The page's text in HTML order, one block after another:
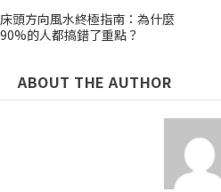
床頭方向風水終極指南：為什麼
90%的人都搞錯了重點？
ABOUT THE AUTHOR